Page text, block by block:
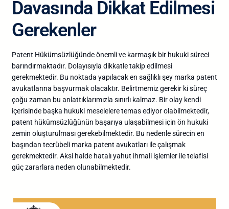
Davasında Dikkat Edilmesi
Gerekenler
Patent Hükümsüzlüğünde önemli ve karmaşık bir hukuki süreci
barındırmaktadır. Dolayısıyla dikkatle takip edilmesi
gerekmektedir. Bu noktada yapılacak en sağlıklı şey marka patent
avukatlarına başvurmak olacaktır. Belirtmemiz gerekir ki süreç
çoğu zaman bu anlattıklarımızla sınırlı kalmaz. Bir olay kendi
içerisinde başka hukuki meselelere temas ediyor olabilmektedir,
patent hükümsüzlüğünün başarıya ulaşabilmesi için ön hukuki
zemin oluşturulması gerekebilmektedir. Bu nedenle sürecin en
başından tecrübeli marka patent avukatları ile çalışmak
gerekmektedir. Aksi halde hatalı yahut ihmali işlemler ile telafisi
güç zararlara neden olunabilmektedir.